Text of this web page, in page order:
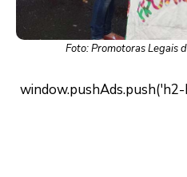
Foto: Promotoras Legais